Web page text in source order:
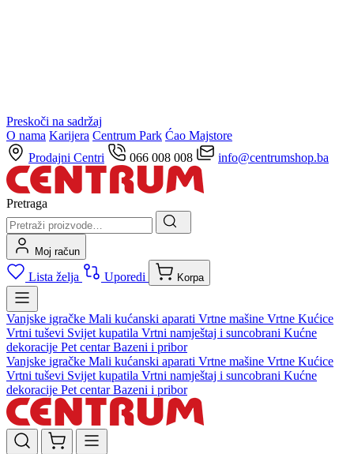
Preskoči na sadržaj
O nama Karijera Centrum Park Ćao Majstore
Prodajni Centri
066 008 008 info@centrumshop.ba
Pretraga
Moj račun
Lista želja Uporedi Korpa
Vanjske igračke Mali kućanski aparati Vrtne mašine Vrtne Kućice
Vrtni tuševi Svijet kupatila Vrtni namještaj i suncobrani Kućne
dekoracije Pet centarBazeni i pribor
Vanjske igračke Mali kućanski aparati Vrtne mašine Vrtne Kućice
Vrtni tuševi Svijet kupatila Vrtni namještaj i suncobrani Kućne
dekoracije Pet centarBazeni i pribor